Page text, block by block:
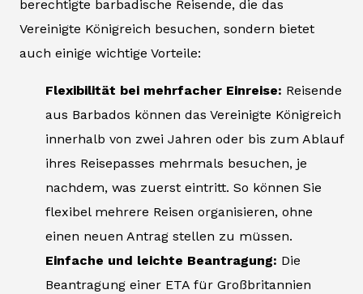
berechtigte barbadische Reisende, die das
Vereinigte Königreich besuchen, sondern bietet
auch einige wichtige Vorteile:
Flexibilität bei mehrfacher Einreise: Reisende
aus Barbados können das Vereinigte Königreich
innerhalb von zwei Jahren oder bis zum Ablauf
ihres Reisepasses mehrmals besuchen, je
nachdem, was zuerst eintritt. So können Sie
flexibel mehrere Reisen organisieren, ohne
einen neuen Antrag stellen zu müssen.
Einfache und leichte Beantragung: Die
Beantragung einer ETA für Großbritannien